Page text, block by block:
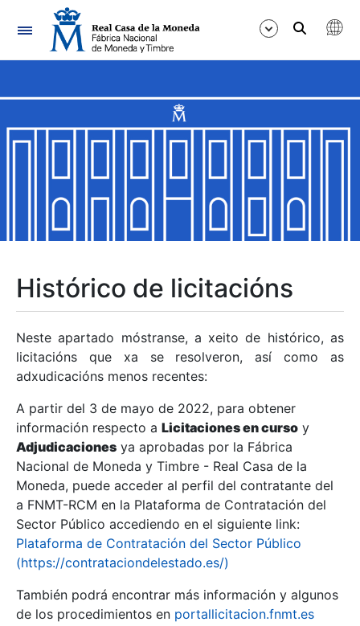
Navegación
Mostrar/Ocultar
Mostrar/Ocultar
Mostrar/Ocultar
Mostrar/Ocultar
Mostrar/Ocultar
Mostrar/Ocultar
Histórico de licitacións
Neste apartado móstranse, a xeito de histórico, as
licitacións que xa se resolveron, así como as
adxudicacións menos recentes:
A partir del 3 de mayo de 2022, para obtener
información respecto a Licitaciones en curso y
Adjudicaciones ya aprobadas por la Fábrica
Nacional de Moneda y Timbre - Real Casa de la
Moneda, puede acceder al perfil del contratante del
a FNMT-RCM en la Plataforma de Contratación del
Sector Público accediendo en el siguiente link:
Plataforma de Contratación del Sector Público
(https://contrataciondelestado.es/)
También podrá encontrar más información y algunos
de los procedimientos en portallicitacion.fnmt.es